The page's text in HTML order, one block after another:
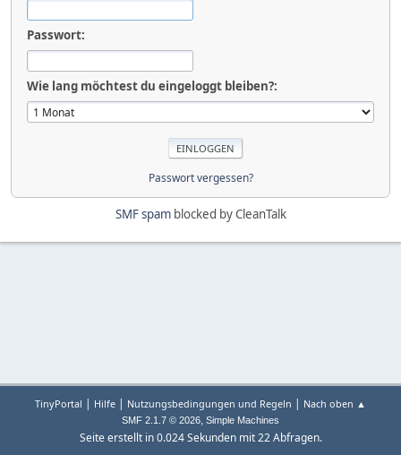
Passwort:
Wie lang möchtest du eingeloggt bleiben?:
Passwort vergessen?
SMF spamblocked by CleanTalk
TinyPortal | Hilfe | Nutzungsbedingungen und Regeln | Nach oben ▲
SMF 2.1.7 © 2026, Simple Machines
Seite erstellt in 0.024 Sekunden mit 22 Abfragen.